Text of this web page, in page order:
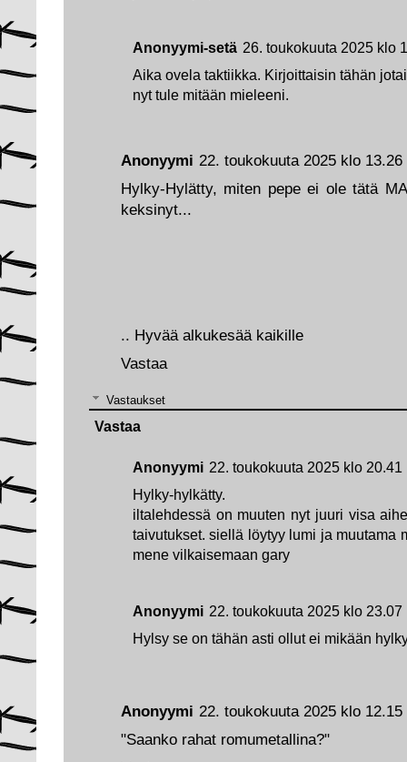
Anonyymi 22. toukokuuta 2025 klo 12.15
"Saanko rahat romumetallina?"
Anonyymi 22. toukokuuta 2025 klo 13.26
Hylky-Hylätty, miten pepe ei ole tätä
keksinyt...
.. Hyvää alkukesää kaikille
Vastaa
Vastaukset
Anonyymi 22. toukokuuta 2025 klo 20.41
Hylky-hylkätty.
iltalehdessä on muuten nyt juuri visa
taivutukset. siellä löytyy lumi ja muutama
mene vilkaisemaan gary
Anonyymi 22. toukokuuta 2025 klo 23.07
Hylsy se on tähän asti ollut ei mikään
Vastaa
Anonyymi-setä 26. toukokuuta 2025 klo
Aika ovela taktiikka. Kirjoittaisin tähän
nyt tule mitään mieleeni.